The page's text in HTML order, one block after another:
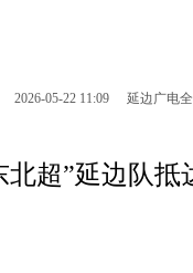
2026-05-22 11:09 延边广电
北超”延边队